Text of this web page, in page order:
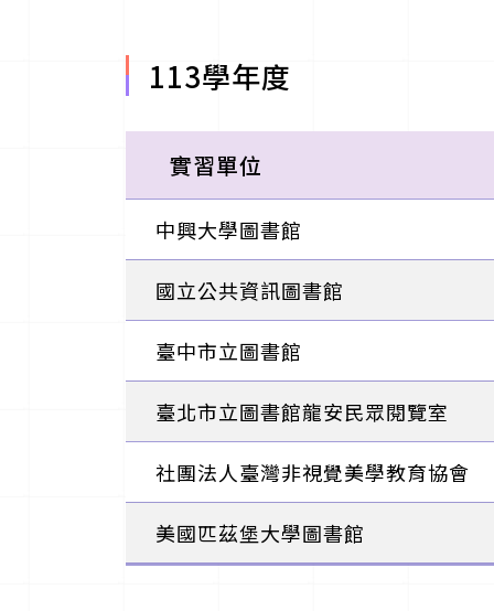
113學年度
實習單位
中興大學圖書館
國立公共資訊圖書館
臺中市立圖書館
臺北市立圖書館龍安民眾閱覽室
社團法人臺灣非視覺美學教育協會
美國匹茲堡大學圖書館